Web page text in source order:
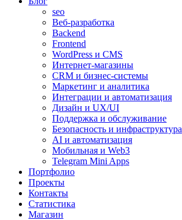
seo
Веб-разработка
Backend
Frontend
WordPress и CMS
Интернет-магазины
CRM и бизнес-системы
Маркетинг и аналитика
Интеграции и автоматизация
Дизайн и UX/UI
Поддержка и обслуживание
Безопасность и инфраструктура
AI и автоматизация
Мобильная и Web3
Telegram Mini Apps
Портфолио
Проекты
Контакты
Статистика
Магазин